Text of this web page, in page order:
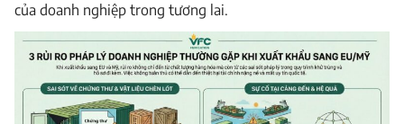
của doanh nghiệp trong tương lai.